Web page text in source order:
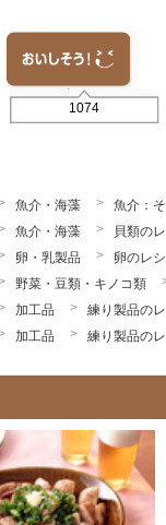
1074
魚介・海藻
魚介：
魚介・海藻
貝類の
卵・乳製品
卵のレ
野菜・豆類・キノコ類
加工品
練り製品の
加工品 練り製品の